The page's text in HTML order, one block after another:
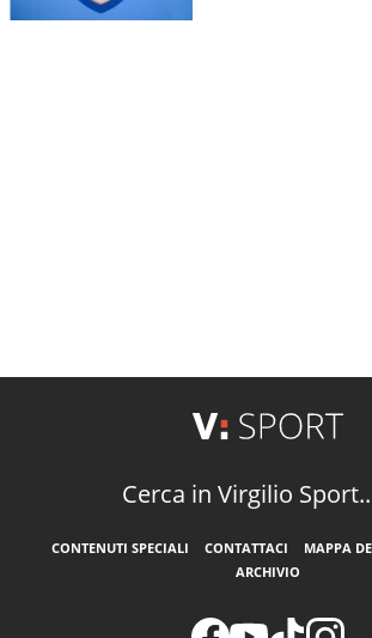
Cerca in Virgilio
CONTENUTI SPECIALI CONTATTACI MAPPA
ARCHIVIO